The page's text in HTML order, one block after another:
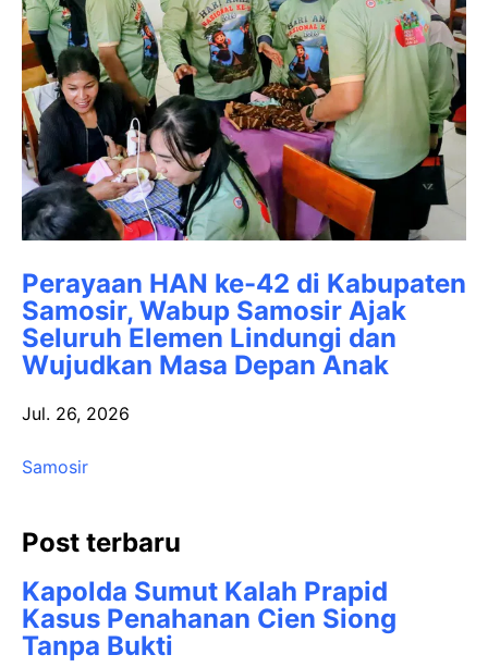
Perayaan HAN ke-42 di Kabupaten
Samosir, Wabup Samosir Ajak
Seluruh Elemen Lindungi dan
Wujudkan Masa Depan Anak
Jul. 26, 2026
Samosir
Post terbaru
Kapolda Sumut Kalah Prapid
Kasus Penahanan Cien Siong
Tanpa Bukti